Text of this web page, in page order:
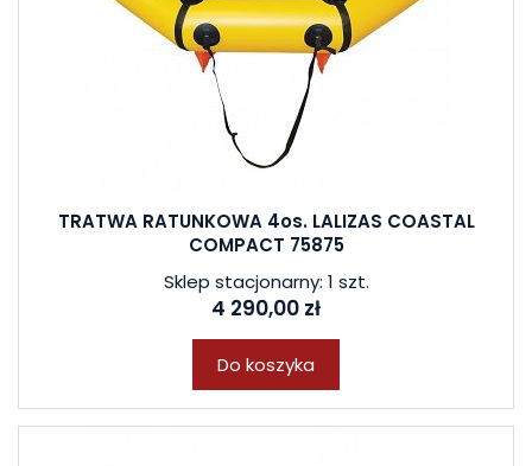
TRATWA RATUNKOWA 4os. LALIZAS COASTAL
COMPACT 75875
Sklep stacjonarny: 1 szt.
4 290,00 zł
Do koszyka